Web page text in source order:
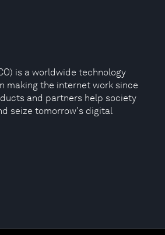
is a worldwide technology
making the internet work since
and partners help society
seize tomorrow's digital